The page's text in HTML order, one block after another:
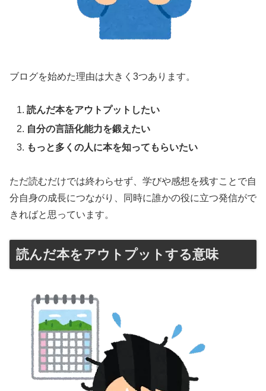
ブログを始めた理由は大きく3つあります。
読んだ本をアウトプットしたい
自分の言語化能力を鍛えたい
もっと多くの人に本を知ってもらいたい
ただ読むだけでは終わらせず、学びや感想を残すことで自
分自身の成長につながり、同時に誰かの役に立つ発信がで
きればと思っています。
読んだ本をアウトプットする意味